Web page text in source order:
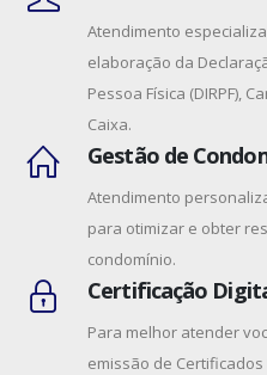
Atendimento
elaboração da
Pessoa Física (DIRPF),
Caixa.
Gestão de
Atendimento
para otimizar e obter
condomínio.
Certificação
Para melhor atender
emissão de